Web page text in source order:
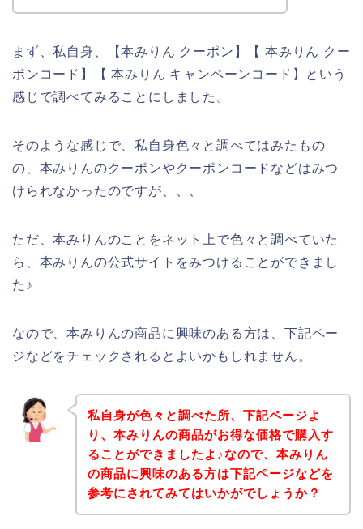
まず、私自身、【本みりん クーポン】【 本みりん クー
ポンコード】【 本みりん キャンペーンコード】という
感じで調べてみることにしました。
そのような感じで、私自身色々と調べてはみたもの
の、本みりんのクーポンやクーポンコードなどはみつ
けられなかったのですが、、、
ただ、本みりんのことをネット上で色々と調べていた
ら、本みりんの公式サイトをみつけることができまし
た♪
なので、本みりんの商品に興味のある方は、下記ペー
ジなどをチェックされるとよいかもしれません。
私自身が色々と調べた所、下記ページよ
り、本みりんの商品がお得な価格で購入す
ることができましたよ♪なので、本みりん
の商品に興味のある方は下記ページなどを
参考にされてみてはいかがでしょうか？